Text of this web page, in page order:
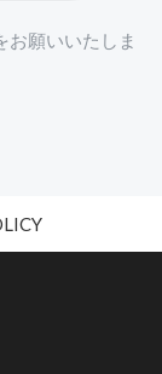
願いいたしま